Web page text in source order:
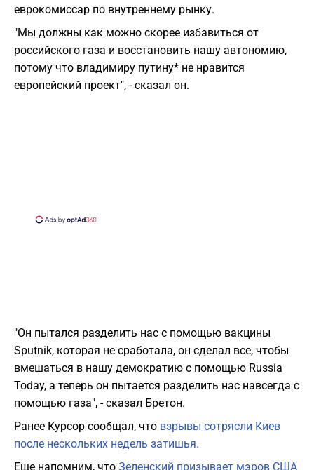
еврокомиссар по внутреннему рынку.
"Мы должны как можно скорее избавиться от
российского газа и восстановить нашу автономию,
потому что владимиру путину* не нравится
европейский проект", - сказал он.
"Он пытался разделить нас с помощью вакцины
Sputnik, которая не сработала, он сделал все, чтобы
вмешаться в нашу демократию с помощью Russia
Today, а теперь он пытается разделить нас навсегда с
помощью газа", - сказал Бретон.
Ранее Курсор сообщал, что взрывы сотрясли Киев
после нескольких недель затишья.
Еще напомним, что Зеленский призывает мэров США